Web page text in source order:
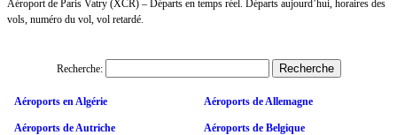
Aéroport de Paris Vatry (XCR) – Départs en temps réel. Départs aujourd’hui, horaires des
vols, numéro du vol, vol retardé.
Recherche:
Aéroports en Algérie Aéroports de Allemagne
Aéroports de Autriche Aéroports de Belgique